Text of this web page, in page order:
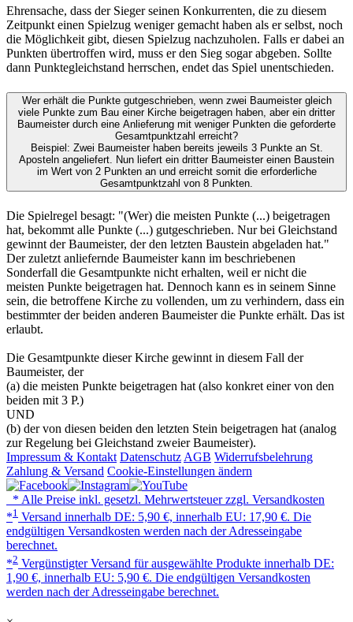
Ehrensache, dass der Sieger seinen Konkurrenten, die zu diesem
Zeitpunkt einen Spielzug weniger gemacht haben als er selbst, noch
die Möglichkeit gibt, diesen Spielzug nachzuholen. Falls er dabei an
Punkten übertroffen wird, muss er den Sieg sogar abgeben. Sollte
dann Punktegleichstand herrschen, endet das Spiel unentschieden.
Wer erhält die Punkte gutgeschrieben, wenn zwei Baumeister gleich
viele Punkte zum Bau einer Kirche beigetragen haben, aber ein dritter
Baumeister durch eine Anlieferung mit weniger Punkten die geforderte
Gesamtpunktzahl erreicht?
Beispiel: Zwei Baumeister haben bereits jeweils 3 Punkte an St.
Aposteln angeliefert. Nun liefert ein dritter Baumeister einen Baustein
im Wert von 2 Punkten an und erreicht somit die erforderliche
Gesamtpunktzahl von 8 Punkten.
Die Spielregel besagt: "(Wer) die meisten Punkte (...) beigetragen
hat, bekommt alle Punkte (...) gutgeschrieben. Nur bei Gleichstand
gewinnt der Baumeister, der den letzten Baustein abgeladen hat."
Der zuletzt anliefernde Baumeister kann im beschriebenen
Sonderfall die Gesamtpunkte nicht erhalten, weil er nicht die
meisten Punkte beigetragen hat. Dennoch kann es in seinem Sinne
sein, die betroffene Kirche zu vollenden, um zu verhindern, dass ein
bestimmter der beiden anderen Baumeister die Punkte erhält. Das ist
erlaubt.
Die Gesamtpunkte dieser Kirche gewinnt in diesem Fall der
Baumeister, der
(a) die meisten Punkte beigetragen hat (also konkret einer von den
beiden mit 3 P.)
UND
(b) der von diesen beiden den letzten Stein beigetragen hat (analog
zur Regelung bei Gleichstand zweier Baumeister).
Impressum & Kontakt Datenschutz AGB Widerrufsbelehrung
Zahlung & Versand Cookie-Einstellungen ändern
* Alle Preise inkl. gesetzl. Mehrwertsteuer zzgl. Versandkosten
*1 Versand innerhalb DE: 5,90 €, innerhalb EU: 17,90 €. Die
endgültigen Versandkosten werden nach der Adresseingabe
berechnet.
*2 Vergünstigter Versand für ausgewählte Produkte innerhalb DE:
1,90 €, innerhalb EU: 5,90 €. Die endgültigen Versandkosten
werden nach der Adresseingabe berechnet.